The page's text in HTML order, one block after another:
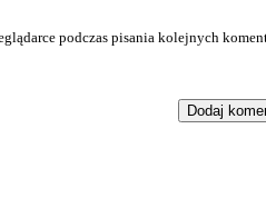
podczas pisania kolejnych